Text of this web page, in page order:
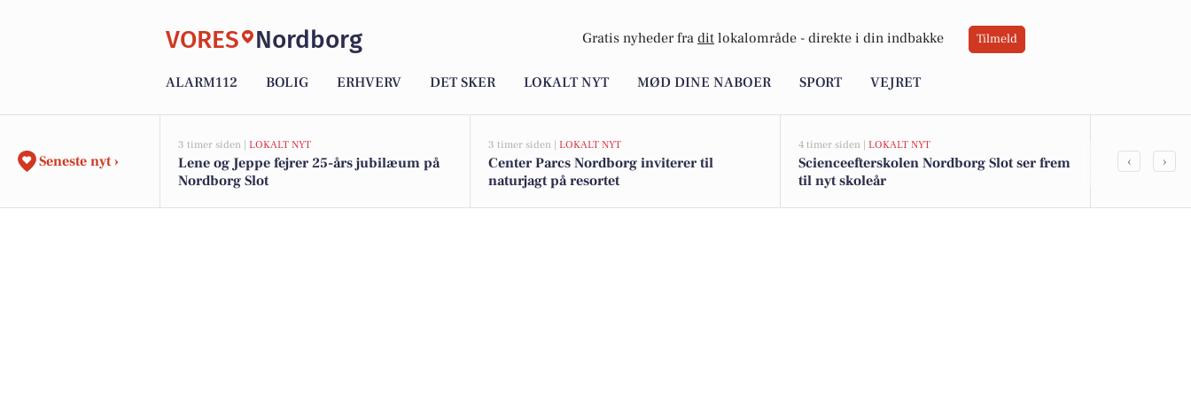
VORES Nordborg Gratis nyheder fra dit lokalområde - direkte i din indbakke Tilmeld
ALARM112 BOLIG ERHVERV DET SKER LOKALT NYT MØD DINE NABOER SPORT VEJRET
Seneste nyt ›
3 timer siden | LOKALT NYT
Lene og Jeppe fejrer 25-års jubilæum på
Nordborg Slot
3 timer siden | LOKALT NYT
Center Parcs Nordborg inviterer til
naturjagt på resortet
4 timer siden | LOKALT NYT
Scienceefterskolen Nordborg Slot ser frem
til nyt skoleår
Sol og lun
‹ ›